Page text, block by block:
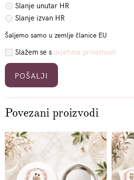
Slanje unutar HR
Slanje izvan HR
Šaljemo samo u zemlje članice EU
Slažem se s uvjetima privatnosti
Please leave this field empty.
Povezani proizvodi